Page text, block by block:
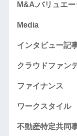
M&A,バリュエ
Media
インタビュー記
クラウドファン
ファイナンス
ワークスタイル
不動産特定共同